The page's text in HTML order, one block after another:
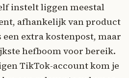
instelt liggen meestal
afhankelijk van product
extra kostenpost, maar
hefboom voor bereik.
TikTok-account kom je